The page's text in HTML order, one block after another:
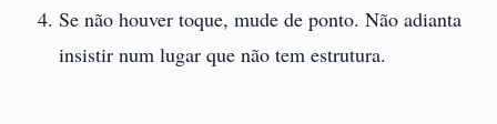
Se não houver toque, mude de ponto. Não adianta
insistir num lugar que não tem estrutura.